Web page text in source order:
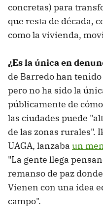
concretas) para
que resta de década,
como la vivienda,
¿Es la única en
de Barredo han
pero no ha sido la
públicamente de
las ciudades puede
de las zonas rurales".
UAGA, lanzaba un
"La gente llega
remanso de paz
Vienen con una idea
campo".